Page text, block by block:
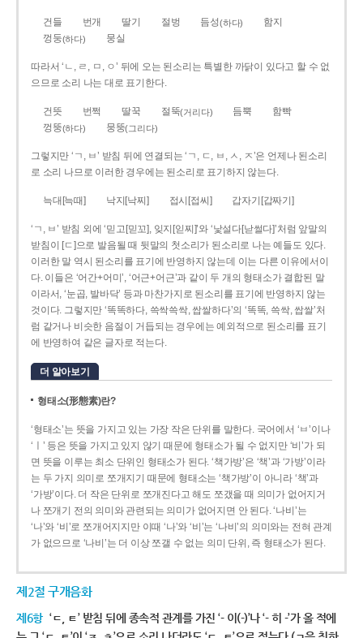
건들 번개 딸기 절벙 듬성(하다)
함지
껑둥(하다) 뭉실
따라서 ‘ㄴ, ㄹ, ㅁ, ㅇ’ 뒤에 오는 된소리는 특별한 까닭이 있다고 할 수 없
으므로 소리 나는 대로 표기한다.
건뜻 번쩍 딸꾹 절뚝(거리다) 듬뿍
함빡
껑뚱(하다) 뭉뚱(그리다)
그렇지만 ‘ㄱ, ㅂ’ 받침 뒤에 연결되는 ‘ㄱ, ㄷ, ㅂ, ㅅ, ㅈ’은 언제나 된소리
로 소리 나므로 이러한 경우에는 된소리로 표기하지 않는다.
늑대[늑때] 낙지[낙찌] 접시[접씨] 갑자기[갑짜기]
‘ㄱ, ㅂ’ 받침 외에 ‘믿고[믿꼬], 잊지[읻찌]’와 ‘낯설다[낟썰다]’처럼 앞말의
받침이 [ㄷ]으로 발음될 때 뒷말의 첫소리가 된소리로 나는 예들도 있다.
이러한 말 역시 된소리를 표기에 반영하지 않는데 이는 다른 이유에서이
다. 이들은 ‘어간+어미’, ‘어근+어근’과 같이 두 개의 형태소가 결합된 말
이라서, ‘눈곱, 발바닥’ 등과 마찬가지로 된소리를 표기에 반영하지 않는
것이다. 그렇지만 ‘똑똑하다, 쓱싹쓱싹, 쌉쌀하다’의 ‘똑똑, 쓱싹, 쌉쌀’처
럼 같거나 비슷한 음절이 거듭되는 경우에는 예외적으로 된소리를 표기
에 반영하여 같은 글자로 적는다.
더 알아보기
형태소(形態素)란?
‘형태소’는 뜻을 가지고 있는 가장 작은 단위를 말한다. 국어에서 ‘ㅂ’이나
‘ㅣ’ 등은 뜻을 가지고 있지 않기 때문에 형태소가 될 수 없지만 ‘비’가 되
면 뜻을 이루는 최소 단위인 형태소가 된다. ‘책가방’은 ‘책’과 ‘가방’이라
는 두 가지 의미로 쪼개지기 때문에 형태소는 ‘책가방’이 아니라 ‘책’과
‘가방’이다. 더 작은 단위로 쪼개진다고 해도 쪼갰을 때 의미가 없어지거
나 쪼개기 전의 의미와 관련되는 의미가 없어지면 안 된다. ‘나비’는
‘나’와 ‘비’로 쪼개어지지만 이때 ‘나’와 ‘비’는 ‘나비’의 의미와는 전혀 관계
가 없으므로 ‘나비’는 더 이상 쪼갤 수 없는 의미 단위, 즉 형태소가 된다.
제2절 구개음화
제6항 ‘ㄷ, ㅌ’ 받침 뒤에 종속적 관계를 가진 ‘- 이(-)’나 ‘- 히 -’가 올 적에